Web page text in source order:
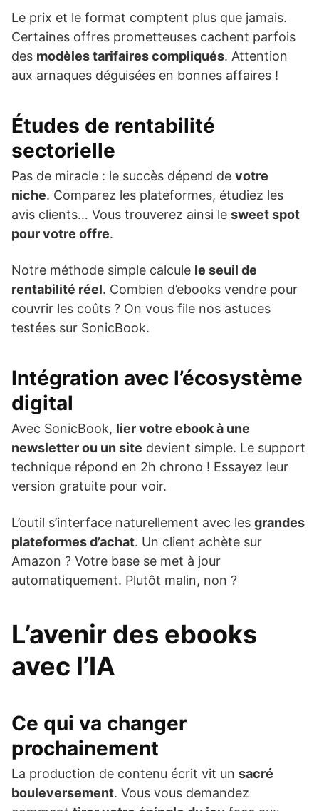
Le prix et le format comptent plus que jamais.
Certaines offres prometteuses cachent parfois
des modèles tarifaires compliqués. Attention
aux arnaques déguisées en bonnes affaires !
Études de rentabilité
sectorielle
Pas de miracle : le succès dépend de votre
niche. Comparez les plateformes, étudiez les
avis clients… Vous trouverez ainsi le sweet spot
pour votre offre.
Notre méthode simple calcule le seuil de
rentabilité réel. Combien d’ebooks vendre pour
couvrir les coûts ? On vous file nos astuces
testées sur SonicBook.
Intégration avec l’écosystème
digital
Avec SonicBook, lier votre ebook à une
newsletter ou un site devient simple. Le support
technique répond en 2h chrono ! Essayez leur
version gratuite pour voir.
L’outil s’interface naturellement avec les grandes
plateformes d’achat. Un client achète sur
Amazon ? Votre base se met à jour
automatiquement. Plutôt malin, non ?
L’avenir des ebooks
avec l’IA
Ce qui va changer
prochainement
La production de contenu écrit vit un sacré
bouleversement. Vous vous demandez